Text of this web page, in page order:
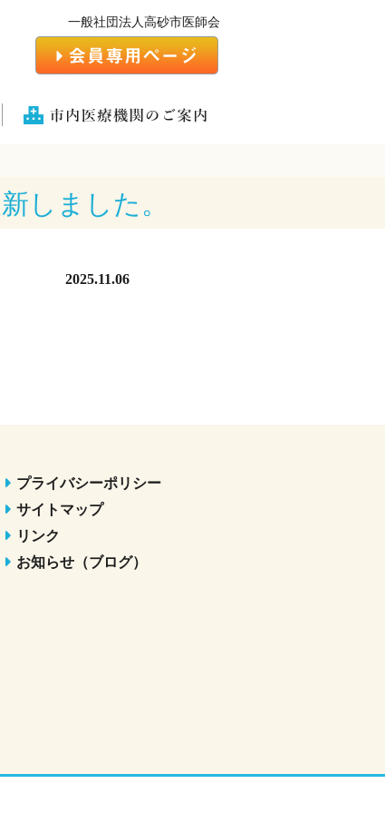
一般社団法人高砂市医師会
しました。
2025.11.06
プライバシーポリシー
サイトマップ
リンク
お知らせ（ブログ）